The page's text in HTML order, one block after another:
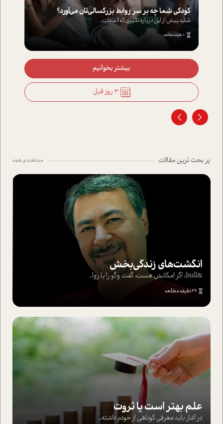
کودکی شما چه بر سر روابط بزرگسالی‌تان می‌آورد؟
شاید پیش از این درباره تاثیری که اتفاقات...
8 دقیقه مطالعه
بیشتر بخوانیم
3 روز قبل
پر بحث ترین مقالات مشاهده ی همه
انگشت‌های‌ زندگی‌بخش
&bull; اگر امکانش هست، گفت وگو را با روا...
29 دقیقه مطالعه
علم بهتر است یا ثروت
در آغاز باید معرفی کوتاهی از خودم داشته...